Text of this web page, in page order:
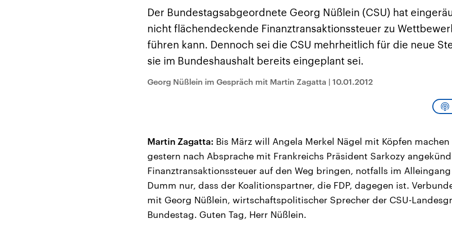
Hintergründe
Wirtschaftlich und
militärisch gehören die
Vereinigten Staaten zu
den mächtigsten
Ländern der Erde, mit
großem Einfluss auf das
aktuelle Weltgeschehen.
Der Überfall der
palästinensischen
Terrororganisation
Hamas im Oktober 2023
auf Israel hat in der
Region wieder die
Gewalt entfacht. Israel
möchte die Hamas
die Hisbollah im Libanon
Der Iran – seit der
Islamischen Revolution
1979 auch Islamische
Republik Iran – ist ein
von einem
Religionsführer autoritär
regierter Staat im Nahen
Osten. Eine Feindschaft
ist fest in der
„Moment mal“
überprüfen wir
Behauptungen auf
Wahrheitsgehalt.
kommt eine
Was ist falsch, was
Der Bundestagsabgeordnete Georg Nüßlein (CSU) hat
nicht flächendeckende Finanztransaktionssteuer zu
führen kann. Dennoch sei die CSU mehrheitlich für die neue
sie im Bundeshaushalt bereits eingeplant sei.
Georg Nüßlein im Gespräch mit Martin Zagatta | 10.01.2012
Martin Zagatta: Bis März will Angela Merkel Nägel mit Köpfen
gestern nach Absprache mit Frankreichs Präsident Sarkozy
Finanztransaktionssteuer auf den Weg bringen, notfalls im
Dumm nur, dass der Koalitionspartner, die FDP, dagegen ist.
mit Georg Nüßlein, wirtschaftspolitischer Sprecher der CSU-
Bundestag. Guten Tag, Herr Nüßlein.